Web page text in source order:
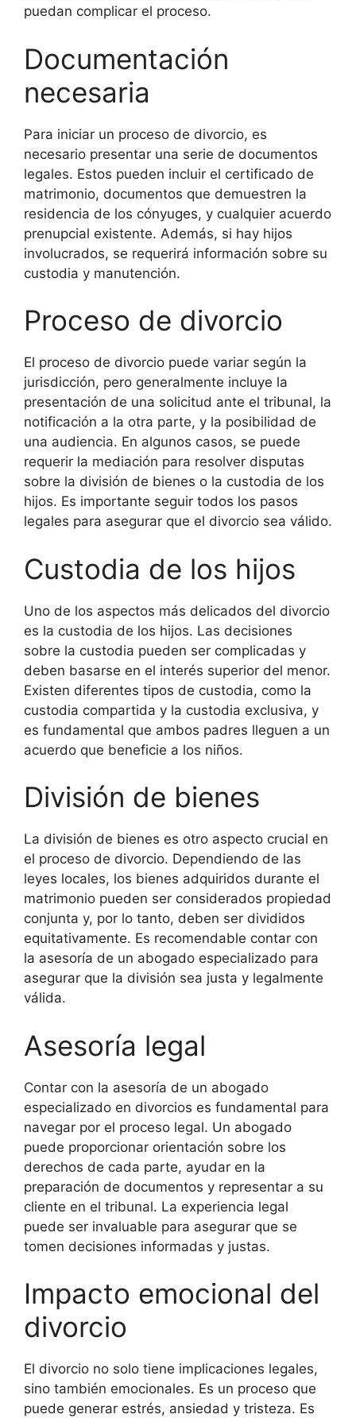
puedan complicar el proceso.
Documentación
necesaria
Para iniciar un proceso de divorcio, es
necesario presentar una serie de documentos
legales. Estos pueden incluir el certificado de
matrimonio, documentos que demuestren la
residencia de los cónyuges, y cualquier acuerdo
prenupcial existente. Además, si hay hijos
involucrados, se requerirá información sobre su
custodia y manutención.
Proceso de divorcio
El proceso de divorcio puede variar según la
jurisdicción, pero generalmente incluye la
presentación de una solicitud ante el tribunal, la
notificación a la otra parte, y la posibilidad de
una audiencia. En algunos casos, se puede
requerir la mediación para resolver disputas
sobre la división de bienes o la custodia de los
hijos. Es importante seguir todos los pasos
legales para asegurar que el divorcio sea válido.
Custodia de los hijos
Uno de los aspectos más delicados del divorcio
es la custodia de los hijos. Las decisiones
sobre la custodia pueden ser complicadas y
deben basarse en el interés superior del menor.
Existen diferentes tipos de custodia, como la
custodia compartida y la custodia exclusiva, y
es fundamental que ambos padres lleguen a un
acuerdo que beneficie a los niños.
División de bienes
La división de bienes es otro aspecto crucial en
el proceso de divorcio. Dependiendo de las
leyes locales, los bienes adquiridos durante el
matrimonio pueden ser considerados propiedad
conjunta y, por lo tanto, deben ser divididos
equitativamente. Es recomendable contar con
la asesoría de un abogado especializado para
asegurar que la división sea justa y legalmente
válida.
Asesoría legal
Contar con la asesoría de un abogado
especializado en divorcios es fundamental para
navegar por el proceso legal. Un abogado
puede proporcionar orientación sobre los
derechos de cada parte, ayudar en la
preparación de documentos y representar a su
cliente en el tribunal. La experiencia legal
puede ser invaluable para asegurar que se
tomen decisiones informadas y justas.
Impacto emocional del
divorcio
El divorcio no solo tiene implicaciones legales,
sino también emocionales. Es un proceso que
puede generar estrés, ansiedad y tristeza. Es